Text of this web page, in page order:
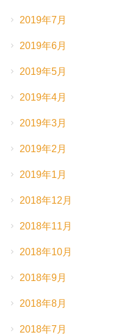
2019年7月
2019年6月
2019年5月
2019年4月
2019年3月
2019年2月
2019年1月
2018年12月
2018年11月
2018年10月
2018年9月
2018年8月
2018年7月